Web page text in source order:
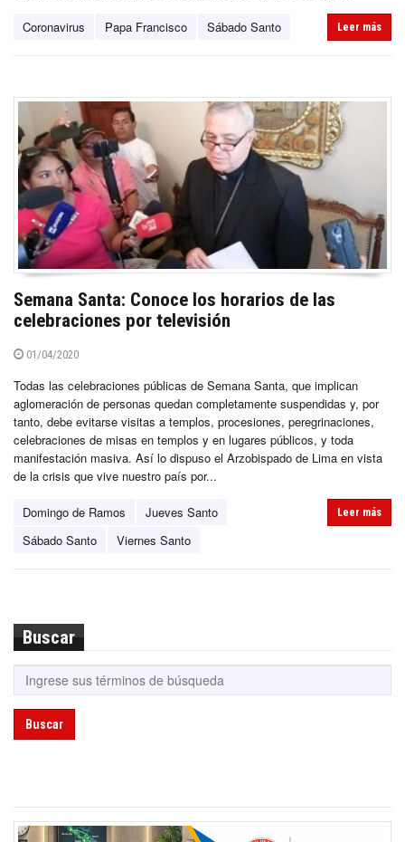
Coronavirus Papa Francisco Sábado Santo Leer más
Semana Santa: Conoce los horarios de las
celebraciones por televisión
01/04/2020
Todas las celebraciones públicas de Semana Santa, que implican
aglomeración de personas quedan completamente suspendidas y, por
tanto, debe evitarse visitas a templos, procesiones, peregrinaciones,
celebraciones de misas en templos y en lugares públicos, y toda
manifestación masiva. Así lo dispuso el Arzobispado de Lima en vista
de la crisis que vive nuestro país por...
Domingo de Ramos
Jueves Santo
Sábado Santo
Viernes Santo
Leer más
Buscar
Buscar